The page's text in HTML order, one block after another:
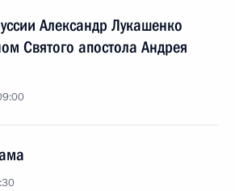
Александр Лукашенко
Святого апостола Андрея